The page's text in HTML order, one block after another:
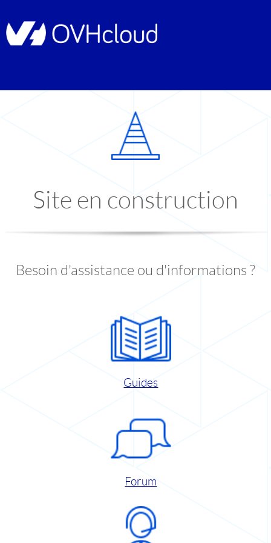
Site en construction
Besoin d'assistance ou d'informations ?
Guides
Forum